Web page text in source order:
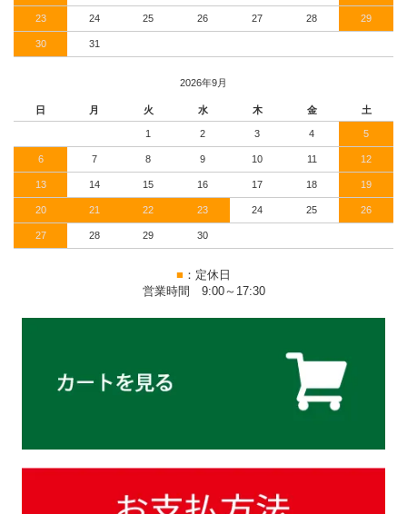
23 24 25 26 27 28 29
30 31
2026年9月
日 月 火 水 木 金 土
1 2 3 4 5
6 7 8 9 10 11 12
13 14 15 16 17 18 19
20 21 22 23 24 25 26
27 28 29 30
■ ：定休日
営業時間 9:00～17:30